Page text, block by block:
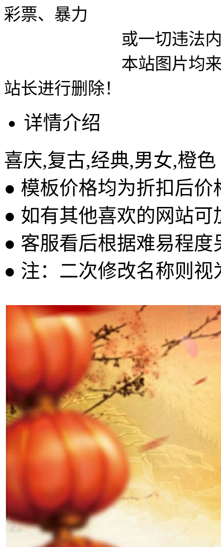
彩票、暴力
或一切违法内容使用
本站图片均来自网络
站长进行删除！
详情介绍
喜庆,复古,经典,男女,橙色
● 模板价格均为折扣后
● 如有其他喜欢的网站可
● 客服看后根据难易程
● 注：二次修改名称则